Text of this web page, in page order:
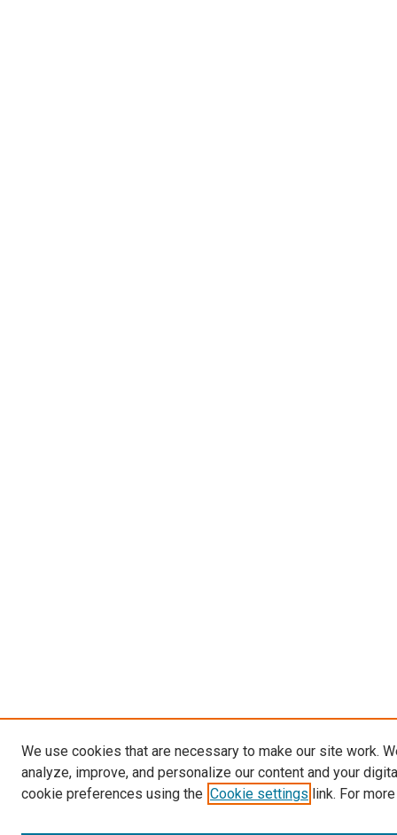
We use cookies that are necessary to make our site work.
analyze, improve, and personalize our content and your
cookie preferences using the Cookie settings link. For